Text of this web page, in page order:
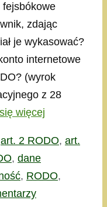
fejsbókowe
zdając
je wykasować?
internetowe
(wyrok
z 28
więcej
Tagi
art. 2 RODO, art.
, dane
, RODO,